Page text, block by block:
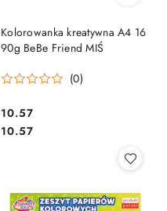
Kolorowanka kreatywna A4 16
90g BeBe Friend MIŚ
(0)
Cena:
10.57
Cena:
10.57